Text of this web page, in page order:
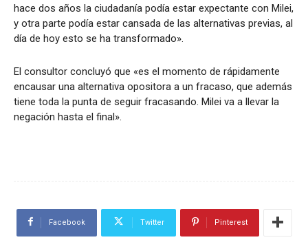
hace dos años la ciudadanía podía estar expectante con Milei,
y otra parte podía estar cansada de las alternativas previas, al
día de hoy esto se ha transformado».
El consultor concluyó que «es el momento de rápidamente
encausar una alternativa opositora a un fracaso, que además
tiene toda la punta de seguir fracasando. Milei va a llevar la
negación hasta el final».
Facebook Twitter Pinterest